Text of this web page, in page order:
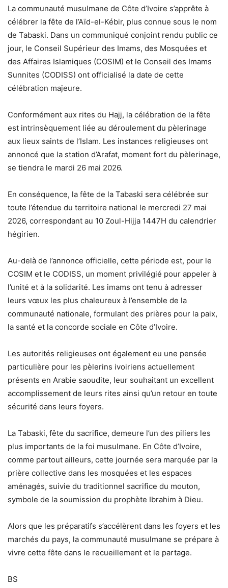
La communauté musulmane de Côte d’Ivoire s’apprête à
célébrer la fête de l’Aïd-el-Kébir, plus connue sous le nom
de Tabaski. Dans un communiqué conjoint rendu public ce
jour, le Conseil Supérieur des Imams, des Mosquées et
des Affaires Islamiques (COSIM) et le Conseil des Imams
Sunnites (CODISS) ont officialisé la date de cette
célébration majeure.
Conformément aux rites du Hajj, la célébration de la fête
est intrinsèquement liée au déroulement du pèlerinage
aux lieux saints de l’Islam. Les instances religieuses ont
annoncé que la station d’Arafat, moment fort du pèlerinage,
se tiendra le mardi 26 mai 2026.
En conséquence, la fête de la Tabaski sera célébrée sur
toute l’étendue du territoire national le mercredi 27 mai
2026, correspondant au 10 Zoul-Hijja 1447H du calendrier
hégirien.
Au-delà de l’annonce officielle, cette période est, pour le
COSIM et le CODISS, un moment privilégié pour appeler à
l’unité et à la solidarité. Les imams ont tenu à adresser
leurs vœux les plus chaleureux à l’ensemble de la
communauté nationale, formulant des prières pour la paix,
la santé et la concorde sociale en Côte d’Ivoire.
Les autorités religieuses ont également eu une pensée
particulière pour les pèlerins ivoiriens actuellement
présents en Arabie saoudite, leur souhaitant un excellent
accomplissement de leurs rites ainsi qu’un retour en toute
sécurité dans leurs foyers.
La Tabaski, fête du sacrifice, demeure l’un des piliers les
plus importants de la foi musulmane. En Côte d’Ivoire,
comme partout ailleurs, cette journée sera marquée par la
prière collective dans les mosquées et les espaces
aménagés, suivie du traditionnel sacrifice du mouton,
symbole de la soumission du prophète Ibrahim à Dieu.
Alors que les préparatifs s’accélèrent dans les foyers et les
marchés du pays, la communauté musulmane se prépare à
vivre cette fête dans le recueillement et le partage.
BS